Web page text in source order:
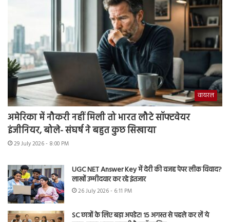
वायरल
अमेरिका में नौकरी नहीं मिली तो भारत लौटे सॉफ्टवेयर
इंजीनियर, बोले- संघर्ष ने बहुत कुछ सिखाया
29 July 2026 - 8:00 PM
UGC NET Answer Key में देरी की वजह पेपर लीक विवाद?
लाखों उम्मीदवार कर रहे इंतजार
26 July 2026 - 6:11 PM
SC छात्रों के लिए बड़ा अपडेट! 15 अगस्त से पहले कर लें ये